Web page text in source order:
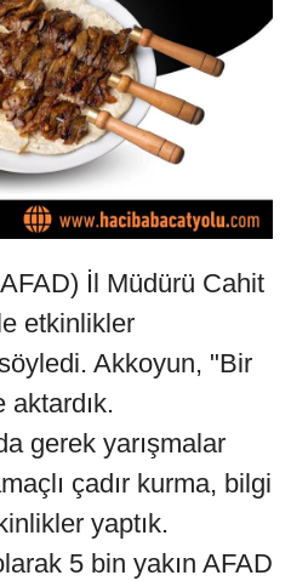
İl Müdürü Cahit
etkinlikler
Akkoyun, "Bir
aktardık.
gerek yarışmalar
çadır kurma, bilgi
yaptık.
5 bin yakın AFAD